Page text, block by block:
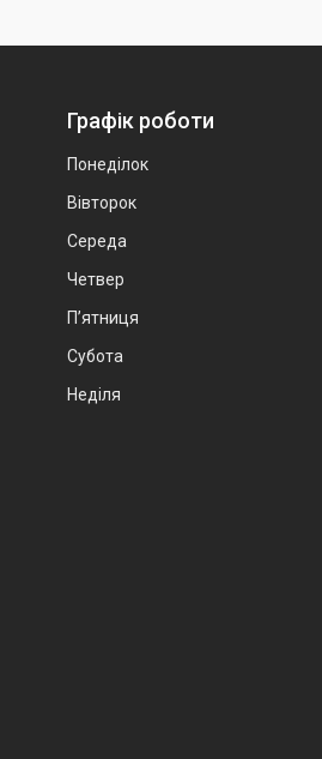
Графік роботи
Понеділок
Вівторок
Середа
Четвер
Пʼятниця
Субота
Неділя